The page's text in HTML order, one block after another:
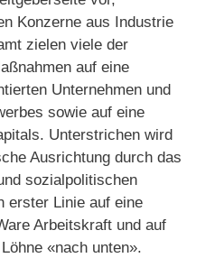
Konzerne aus Industrie
zielen viele der
auf eine
Unternehmen und
sowie auf eine
Unterstrichen wird
Ausrichtung durch das
sozialpolitischen
erster Linie auf eine
Arbeitskraft und auf
«nach unten».